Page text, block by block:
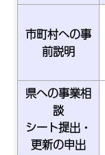
市町村への事
前説明
県への事業相
談
シート提出・
更新の申出